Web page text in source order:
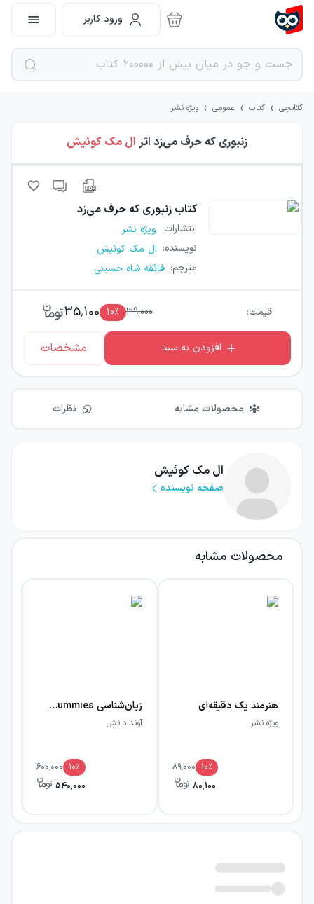
ورود کاربر
کتابچی › کتاب › عمومی › ویژه نشر
زنبوری که حرف می‌زد اثر ال مک کوئیش
کتاب زنبوری که حرف می‌زد
انتشارات: ویژه نشر
نویسنده: ال مک کوئیش
مترجم: فائقه شاه حسینی
قیمت: 39,000
10٪ 35,100
افزودن به سبد مشخصات
محصولات مشابه نظرات
ال مک کوئیش
صفحه نویسنده
محصولات مشابه
هنرمند یک دقیقه‌ای
ویژه نشر
89,000 10٪
80,100
زبان‌شناسی For Dummies
آوند دانش
600,000 10٪
540,000